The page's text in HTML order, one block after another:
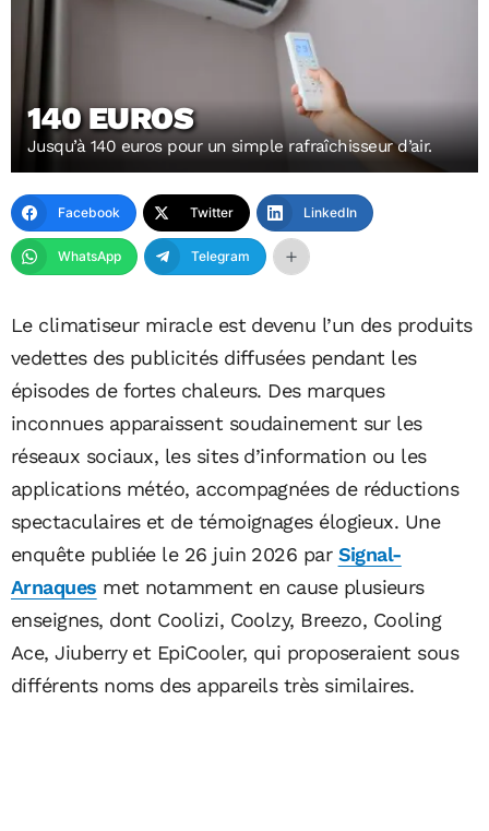
140 EUROS
Jusqu’à 140 euros pour un simple rafraîchisseur d’air.
Facebook Twitter LinkedIn
WhatsApp Telegram
Le climatiseurmiracle est devenu l’un des produits
vedettes des publicités diffusées pendant les
épisodes de fortes chaleurs. Des marques
inconnues apparaissent soudainement sur les
réseaux sociaux, les sites d’information ou les
applications météo, accompagnées de réductions
spectaculaires et de témoignages élogieux. Une
enquête publiée le 26 juin 2026 par Signal-
Arnaques met notamment en cause plusieurs
enseignes, dont Coolizi, Coolzy, Breezo, Cooling
Ace, Jiuberry et EpiCooler, qui proposeraient sous
différents noms des appareils très similaires.